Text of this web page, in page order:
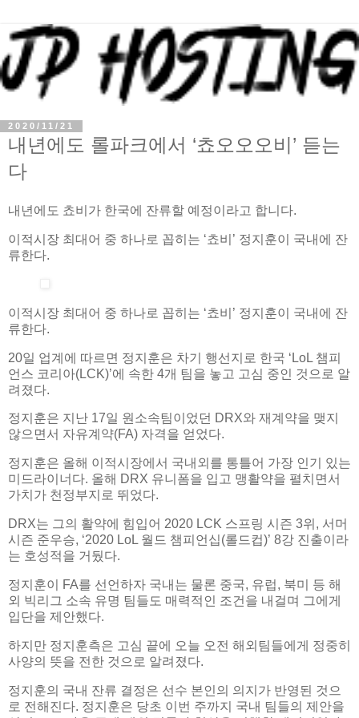
2020/11/21
내년에도 롤파크에서 ‘쵸오오오비’ 듣는
다
내년에도 쵸비가 한국에 잔류할 예정이라고 합니다.
이적시장 최대어 중 하나로 꼽히는 ‘쵸비’ 정지훈이 국내에 잔
류한다.
이적시장 최대어 중 하나로 꼽히는 ‘쵸비’ 정지훈이 국내에 잔
류한다.
20일 업계에 따르면 정지훈은 차기 행선지로 한국 ‘LoL 챔피
언스 코리아(LCK)’에 속한 4개 팀을 놓고 고심 중인 것으로 알
려졌다.
정지훈은 지난 17일 원소속팀이었던 DRX와 재계약을 맺지
않으면서 자유계약(FA) 자격을 얻었다.
정지훈은 올해 이적시장에서 국내외를 통틀어 가장 인기 있는
미드라이너다. 올해 DRX 유니폼을 입고 맹활약을 펼치면서
가치가 천정부지로 뛰었다.
DRX는 그의 활약에 힘입어 2020 LCK 스프링 시즌 3위, 서머
시즌 준우승, ‘2020 LoL 월드 챔피언십(롤드컵)’ 8강 진출이라
는 호성적을 거뒀다.
정지훈이 FA를 선언하자 국내는 물론 중국, 유럽, 북미 등 해
외 빅리그 소속 유명 팀들도 매력적인 조건을 내걸며 그에게
입단을 제안했다.
하지만 정지훈측은 고심 끝에 오늘 오전 해외팀들에게 정중히
사양의 뜻을 전한 것으로 알려졌다.
정지훈의 국내 잔류 결정은 선수 본인의 의지가 반영된 것으
로 전해진다. 정지훈은 당초 이번 주까지 국내 팀들의 제안을